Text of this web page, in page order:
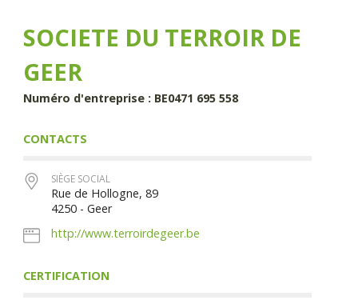
SOCIETE DU TERROIR DE
GEER
Numéro d'entreprise : BE0471 695 558
CONTACTS
SIÈGE SOCIAL
Rue de Hollogne, 89
4250 - Geer
http://www.terroirdegeer.be
CERTIFICATION